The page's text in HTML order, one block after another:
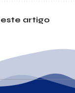
artigo